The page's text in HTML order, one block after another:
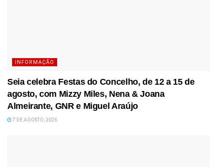
INFORMAÇÃO
Seia celebra Festas do Concelho, de 12 a 15 de
agosto, com Mizzy Miles, Nena & Joana
Almeirante, GNR e Miguel Araújo
7 DE AGOSTO, 2026